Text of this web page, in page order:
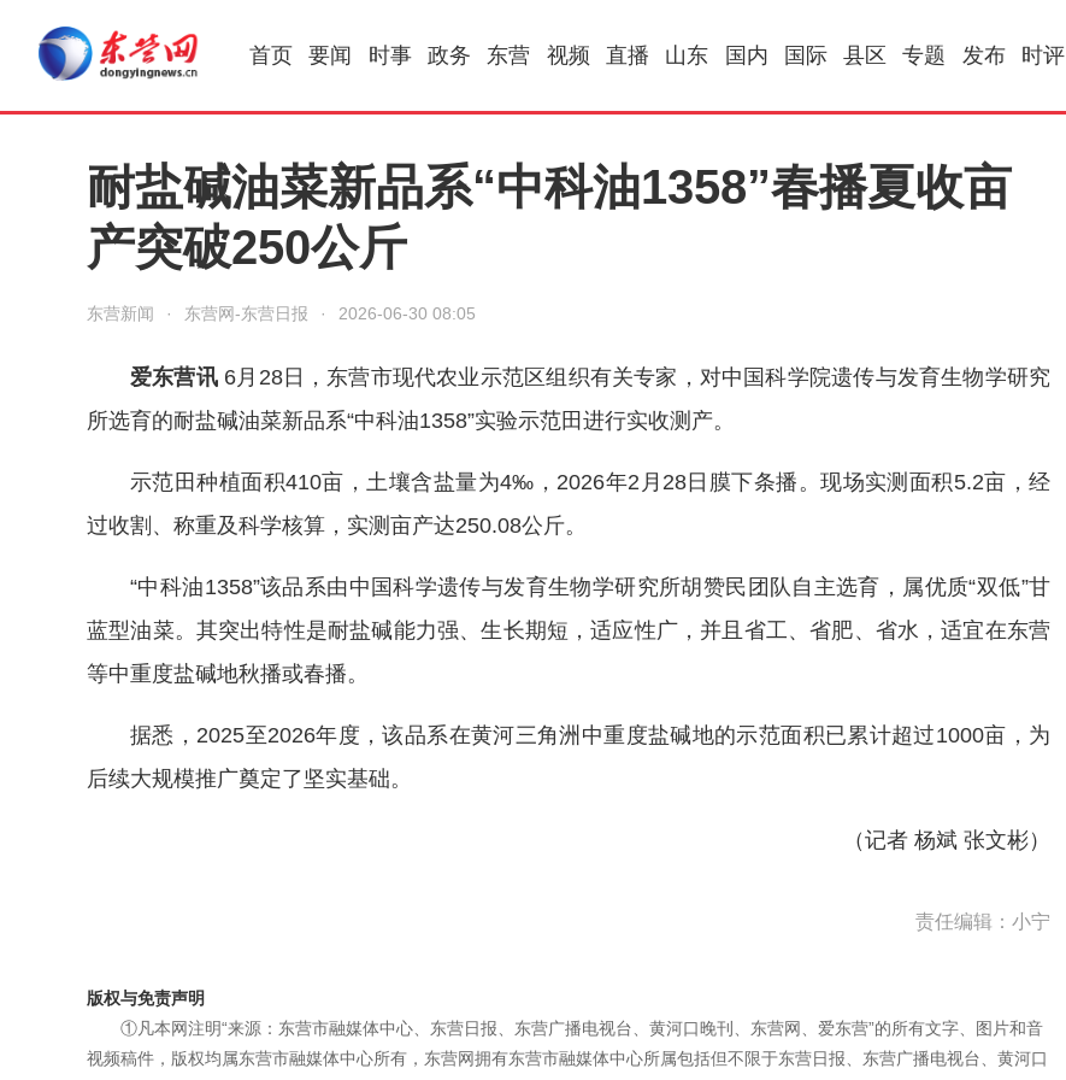
首页 要闻 时事 政务 东营 视频 直播 山东 国内 国际 县区 专题 发布 时评
耐盐碱油菜新品系“中科油1358”春播夏收亩
产突破250公斤
东营新闻 · 东营网-东营日报 · 2026-06-30 08:05
爱东营讯6月28日，东营市现代农业示范区组织有关专家，对中国科学院遗传与发育生物学研究
所选育的耐盐碱油菜新品系“中科油1358”实验示范田进行实收测产。
示范田种植面积410亩，土壤含盐量为4‰，2026年2月28日膜下条播。现场实测面积5.2亩，经
过收割、称重及科学核算，实测亩产达250.08公斤。
“中科油1358”该品系由中国科学遗传与发育生物学研究所胡赞民团队自主选育，属优质“双低”甘
蓝型油菜。其突出特性是耐盐碱能力强、生长期短，适应性广，并且省工、省肥、省水，适宜在东营
等中重度盐碱地秋播或春播。
据悉，2025至2026年度，该品系在黄河三角洲中重度盐碱地的示范面积已累计超过1000亩，为
后续大规模推广奠定了坚实基础。
（记者 杨斌 张文彬）
责任编辑：小宁
版权与免责声明
①凡本网注明“来源：东营市融媒体中心、东营日报、东营广播电视台、黄河口晚刊、东营网、爱东营”的所有文字、图片和音
视频稿件，版权均属东营市融媒体中心所有，东营网拥有东营市融媒体中心所属包括但不限于东营日报、东营广播电视台、黄河口